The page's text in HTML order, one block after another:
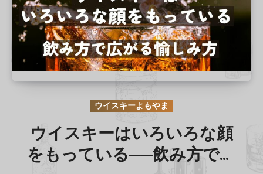
ウイスキーよもやま
ウイスキーはいろいろな顔
をもっている──飲み方で広